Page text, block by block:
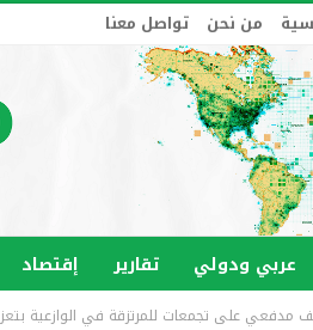
من نحن تواصل معنا
عربي ودولي تقارير إقتصاد
على تجمعات للمرتزقة في الوازعية بتعز